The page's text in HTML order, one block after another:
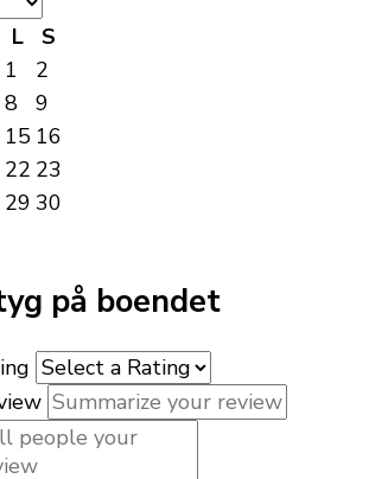
L
S
1
2
8
9
15 16
22 23
29 30
på boendet